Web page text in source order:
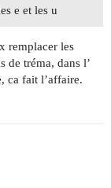
e et les u
remplacer les
de tréma, dans l’
ca fait l’affaire.